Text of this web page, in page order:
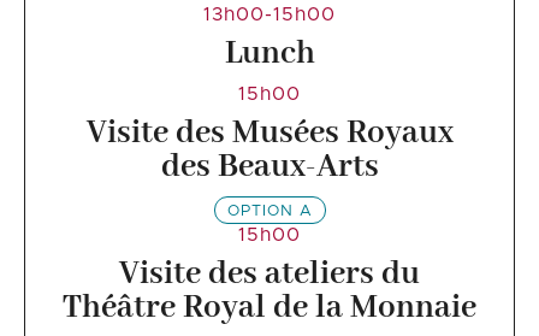
13h00-15h00
Lunch
15h00
Visite des Musées Royaux
des Beaux-Arts
OPTION A
15h00
Visite des ateliers du
Théâtre Royal de la Monnaie